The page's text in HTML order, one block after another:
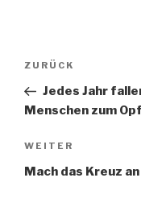
Vorheriger
Beitrag
ZURÜCK
Jedes Jahr
Menschen zum
Nächster
Beitrag
WEITER
Mach das Kreuz